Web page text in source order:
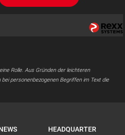
Rolle. Aus Gründen der leichteren
personenbezogenen Begriffen im Text die
HEADQUARTER